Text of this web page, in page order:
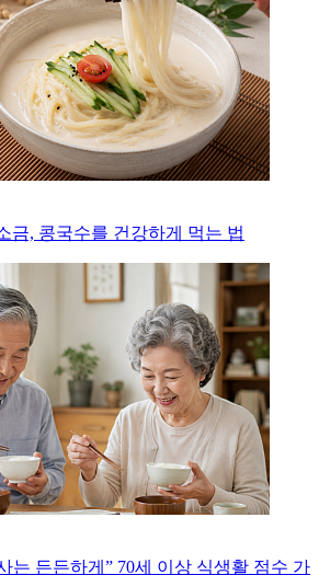
금, 콩국수를 건강하게 먹는 법
는 든든하게” 70세 이상 식생활 점수 가